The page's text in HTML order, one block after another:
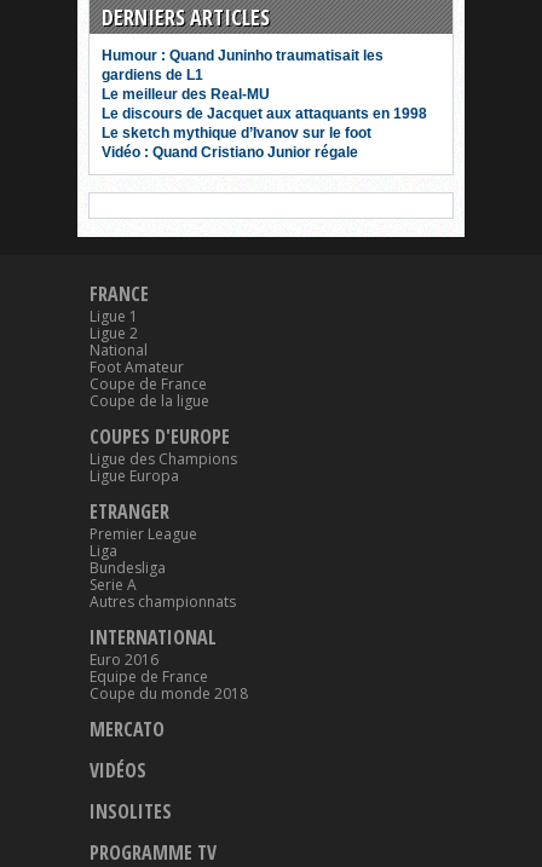
DERNIERS ARTICLES
Humour : Quand Juninho traumatisait les
gardiens de L1
Le meilleur des Real-MU
Le discours de Jacquet aux attaquants en 1998
Le sketch mythique d’Ivanov sur le foot
Vidéo : Quand Cristiano Junior régale
FRANCE
Ligue 1
Ligue 2
National
Foot Amateur
Coupe de France
Coupe de la ligue
COUPES D'EUROPE
Ligue des Champions
Ligue Europa
ETRANGER
Premier League
Liga
Bundesliga
Serie A
Autres championnats
INTERNATIONAL
Euro 2016
Equipe de France
Coupe du monde 2018
MERCATO
VIDÉOS
INSOLITES
PROGRAMME TV